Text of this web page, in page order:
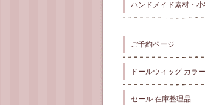
ハンドメイド素材・小
ご予約ページ
ドールウィッグ カラ
セール 在庫整理品